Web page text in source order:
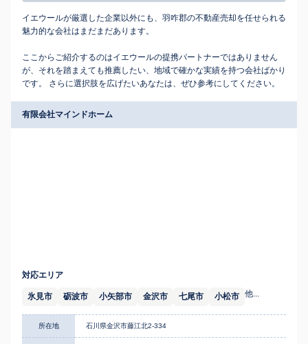
イエウールが厳選した企業以外にも、羽咋郡の不動産売却を任せられる
魅力的な会社はまだまだあります。
ここからご紹介するのはイエウールの提携パートナーではありません
が、それを踏まえても推薦したい、地域で確かな実績を持つ会社ばかり
です。 さらに選択肢を広げたいあなたは、ぜひ参考にしてください。
有限会社マインドホーム
対応エリア
氷見市 砺波市 小矢部市 金沢市 七尾市 小松市 他...
所在地 石川県金沢市藤江北2-334